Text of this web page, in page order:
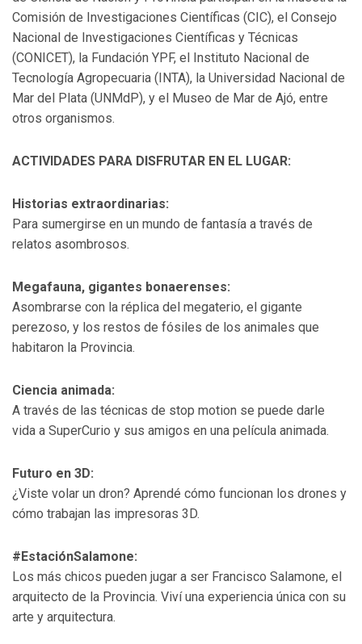
Comisión de Investigaciones Científicas (CIC), el Consejo
Nacional de Investigaciones Científicas y Técnicas
(CONICET), la Fundación YPF, el Instituto Nacional de
Tecnología Agropecuaria (INTA), la Universidad Nacional de
Mar del Plata (UNMdP), y el Museo de Mar de Ajó, entre
otros organismos.
ACTIVIDADES PARA DISFRUTAR EN EL LUGAR:
Historias extraordinarias:
Para sumergirse en un mundo de fantasía a través de
relatos asombrosos.
Megafauna, gigantes bonaerenses:
Asombrarse con la réplica del megaterio, el gigante
perezoso, y los restos de fósiles de los animales que
habitaron la Provincia.
Ciencia animada:
A través de las técnicas de stop motion se puede darle
vida a SuperCurio y sus amigos en una película animada.
Futuro en 3D:
¿Viste volar un dron? Aprendé cómo funcionan los drones y
cómo trabajan las impresoras 3D.
#EstaciónSalamone:
Los más chicos pueden jugar a ser Francisco Salamone, el
arquitecto de la Provincia. Viví una experiencia única con su
arte y arquitectura.